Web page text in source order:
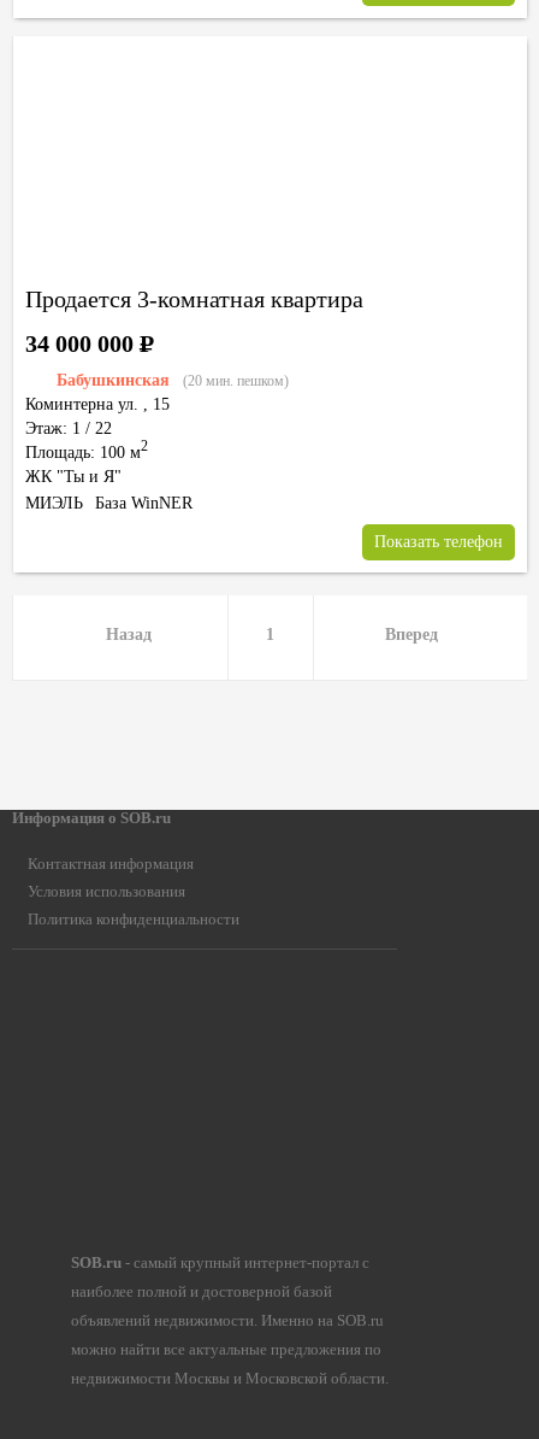
Продается 3-комнатная квартира
Бабушкинская (20 мин. пешком)
Коминтерна ул. , 15
Этаж: 1 / 22
Площадь: 100 м2
ЖК "Ты и Я"
34 000 000Р
МИЭЛЬ База WinNER
Показать телефон
Назад 1 Вперед
Информация о SOB.ru
Контактная информация
Условия использования
Политика конфиденциальности
SOB.ru- самый крупный интернет-портал с
наиболее полной и достоверной базой
объявлений недвижимости. Именно на SOB.ru
можно найти все актуальные предложения по
недвижимости Москвы и Московской области.